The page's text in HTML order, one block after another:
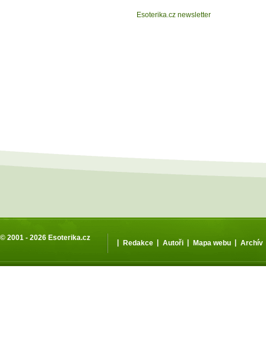
Esoterika.cz newsletter
© 2001 - 2026 Esoterika.cz
| Redakce | Autoři | Mapa webu | Archív